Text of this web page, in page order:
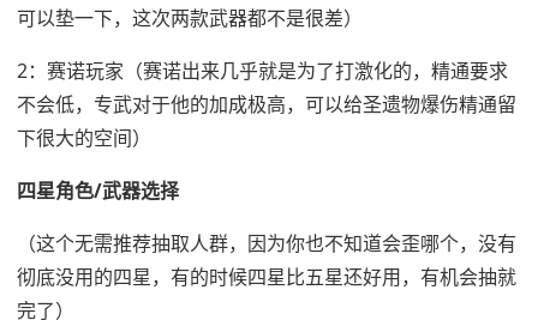
可以垫一下，这次两款武器都不是很差）
2：赛诺玩家（赛诺出来几乎就是为了打激化的，精通要求
不会低，专武对于他的加成极高，可以给圣遗物爆伤精通留
下很大的空间）
四星角色/武器选择
（这个无需推荐抽取人群，因为你也不知道会歪哪个，没有
彻底没用的四星，有的时候四星比五星还好用，有机会抽就
完了）